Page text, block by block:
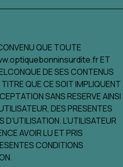
QUE TOUTE
ET
DE SES CONTENUS
QUE CE SOIT IMPLIQUENT
SANS RESERVE AINSI
DES PRESENTES
D’UTILISATION. L’UTILISATEUR
AVOIR LU ET PRIS
CONDITIONS